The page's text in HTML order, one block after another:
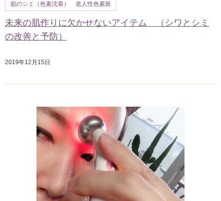
肌のシミ（色素沈着） 老人性色素斑
未来の肌作りに欠かせないアイテム （シワとシミ
の改善と予防）
2019年12月15日